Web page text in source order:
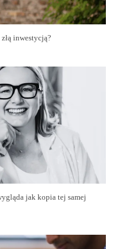
inwestycją?
jak kopia tej samej